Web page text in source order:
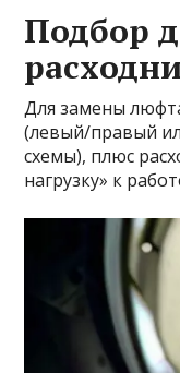
Подбор
Для замены
(левый/правый
схемы), плюс
нагрузку» к